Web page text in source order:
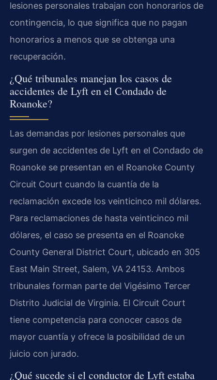
lesiones personales trabajan con honorarios de
contingencia, lo que significa que no pagan
honorarios a menos que se obtenga una
recuperación.
¿Qué tribunales manejan los casos de
accidentes de Lyft en el Condado de
Roanoke?
Las demandas por lesiones personales que
surgen de accidentes de Lyft en el Condado de
Roanoke se presentan en el Roanoke County
Circuit Court cuando la cuantía de la
reclamación excede los veinticinco mil dólares.
Para reclamaciones de hasta veinticinco mil
dólares, el caso se presenta en el Roanoke
County General District Court, ubicado en 305
East Main Street, Salem, VA 24153. Ambos
tribunales forman parte del Vigésimo Tercer
Distrito Judicial de Virginia. El Circuit Court
tiene competencia para conocer casos de
mayor cuantía y ofrece la posibilidad de un
juicio con jurado.
¿Qué sucede si el conductor de Lyft estaba